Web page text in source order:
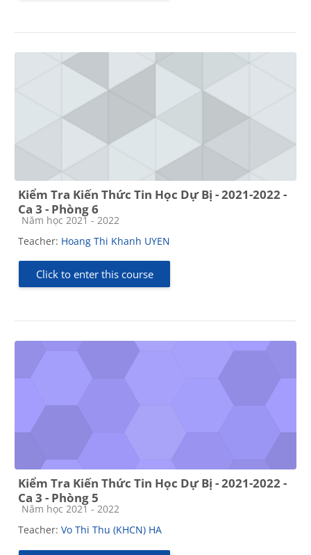
Kiểm Tra Kiến Thức Tin Học Dự Bị - 2021-2022 -
Ca 3 - Phòng 6
Course category
Năm học 2021 - 2022
Teacher: Hoang Thi Khanh UYEN
Click to enter this course
Kiểm Tra Kiến Thức Tin Học Dự Bị - 2021-2022 -
Ca 3 - Phòng 5
Course category
Năm học 2021 - 2022
Teacher: Vo Thi Thu (KHCN) HA